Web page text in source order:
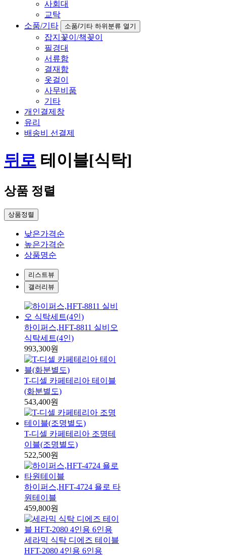
사회대
교탁
소품/기타
소품/기타 하위분류 열기
잡지꽃이/책꽂이
필경대
서류함
결재함
옷걸이
사무비품
기타
개인결제창
유리
배송비 선결제
뒤로 테이블[식탁]
상품 정렬
상품정렬
낮은가격순
높은가격순
상품명순
리스트뷰
갤러리뷰
하이퍼스,HFT-8811 실비오
식탁세트(4인)
993,300원
T-디셀 카페테리아 테이블
(화분별도)
543,400원
T-디셀 카페테리아 조명테
이블(조명별도)
522,500원
하이퍼스,HFT-4724 욜로 타
원테이블
459,800원
세라믹 식탁 디에즈 테이블
HFT-2080 4인용 6인용